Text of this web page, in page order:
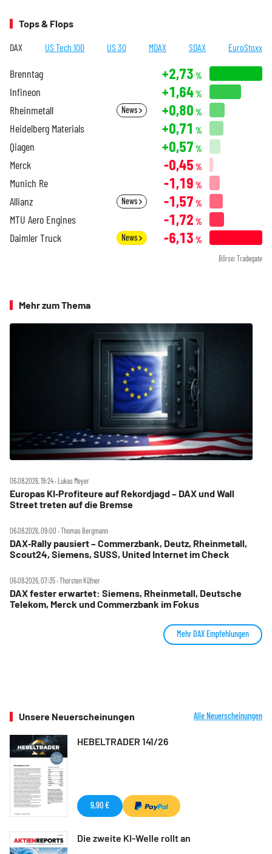
Tops & Flops
DAX US Tech 100 US 30 MDAX SDAX EuroStoxx
Brenntag +2,73 %
Infineon +1,64%
Rheinmetall News +0,80 %
Heidelberg Materials +0,71 %
Qiagen +0,57 %
Merck -0,45 %
Munich Re -1,19 %
Allianz News -1,57 %
MTU Aero Engines -1,72 %
Daimler Truck News -6,13 %
Börse: Tradegate
Mehr zum Thema
06.08.2026, 19:24 ‧ Lukas Meyer
Europas KI‑Profiteure auf Rekordjagd – DAX und Wall
Street treten auf die Bremse
06.08.2026, 09:00 ‧ Thomas Bergmann
DAX‑Rally pausiert – Commerzbank, Deutz, Rheinmetall,
Scout24, Siemens, SUSS, United Internet im Check
06.08.2026, 07:35 ‧ Thorsten Küfner
DAX fester erwartet: Siemens, Rheinmetall, Deutsche
Telekom, Merck und Commerzbank im Fokus
Mehr DAX Empfehlungen
Unsere Neuerscheinungen Alle Neuerscheinungen
HEBELTRADER 141/26
9,90 €
Die zweite KI-Welle rollt an